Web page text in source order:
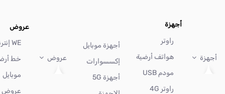
أجهزة
أجهزة
راوتر
هواتف أرضية
مودم USB
راوتر 4G
أجهزة موبايل
إكسسوارات
أجهزة 5G
عروض
عروض
WE إنترنت
خط
موبايل
عروض